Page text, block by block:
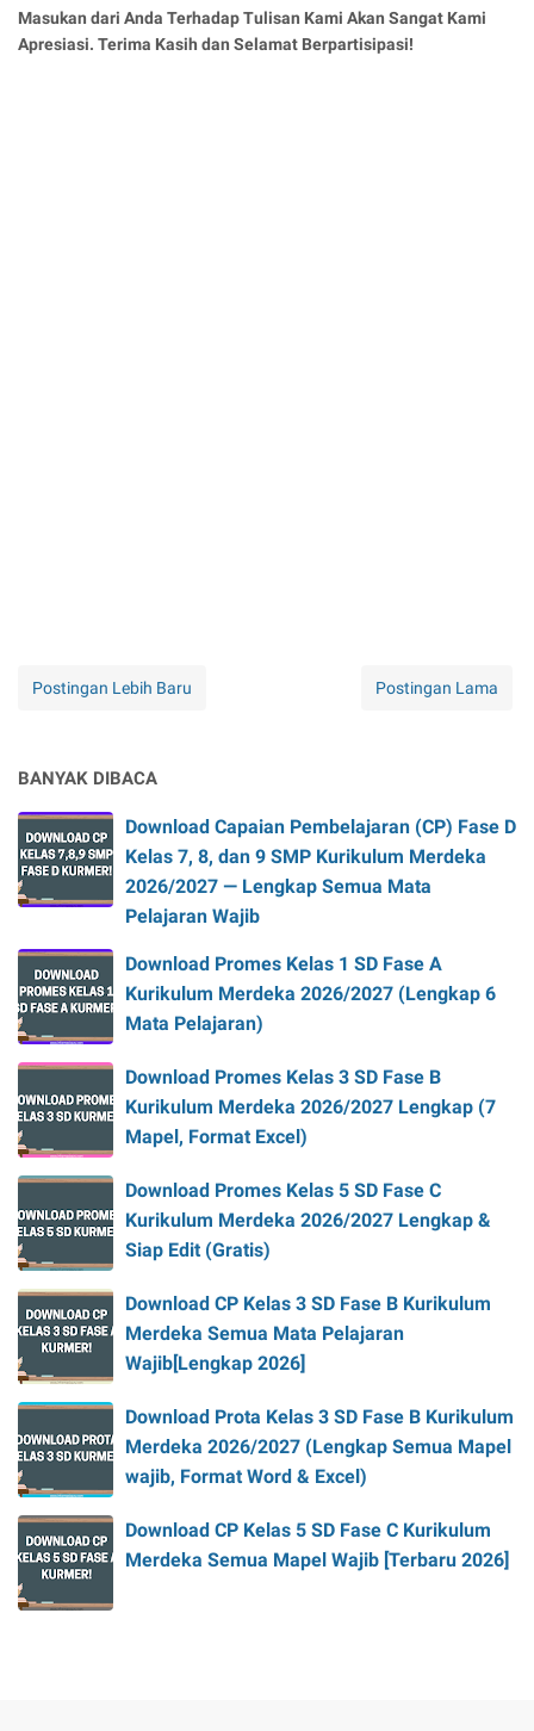
Masukan dari Anda Terhadap Tulisan Kami Akan Sangat Kami
Apresiasi. Terima Kasih dan Selamat Berpartisipasi!
Postingan Lebih Baru Postingan Lama
BANYAK DIBACA
Download Capaian Pembelajaran (CP) Fase D
Kelas 7, 8, dan 9 SMP Kurikulum Merdeka
2026/2027 — Lengkap Semua Mata
Pelajaran Wajib
Download Promes Kelas 1 SD Fase A
Kurikulum Merdeka 2026/2027 (Lengkap 6
Mata Pelajaran)
Download Promes Kelas 3 SD Fase B
Kurikulum Merdeka 2026/2027 Lengkap (7
Mapel, Format Excel)
Download Promes Kelas 5 SD Fase C
Kurikulum Merdeka 2026/2027 Lengkap &
Siap Edit (Gratis)
Download CP Kelas 3 SD Fase B Kurikulum
Merdeka Semua Mata Pelajaran
Wajib[Lengkap 2026]
Download Prota Kelas 3 SD Fase B Kurikulum
Merdeka 2026/2027 (Lengkap Semua Mapel
wajib, Format Word & Excel)
Download CP Kelas 5 SD Fase C Kurikulum
Merdeka Semua Mapel Wajib [Terbaru 2026]